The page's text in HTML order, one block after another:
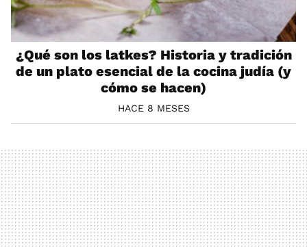
¿Qué son los latkes? Historia y tradición
de un plato esencial de la cocina judía (y
cómo se hacen)
HACE 8 MESES